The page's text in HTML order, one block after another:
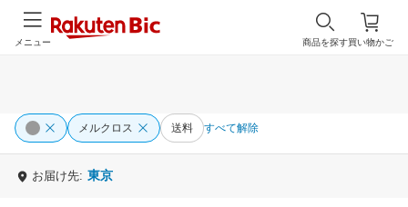
買い物かご
商品を探す
メニュー
メルクロス 送料 すべて解除
お届け先: 東京